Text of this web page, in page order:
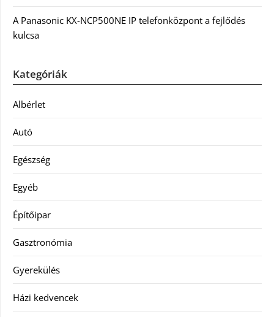
A Panasonic KX-NCP500NE IP telefonközpont a fejlődés
kulcsa
Kategóriák
Albérlet
Autó
Egészség
Egyéb
Építőipar
Gasztronómia
Gyerekülés
Házi kedvencek